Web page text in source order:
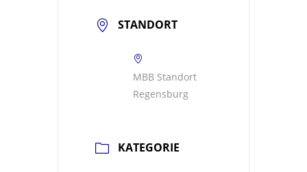
STANDORT
MBB Standort
Regensburg
KATEGORIE